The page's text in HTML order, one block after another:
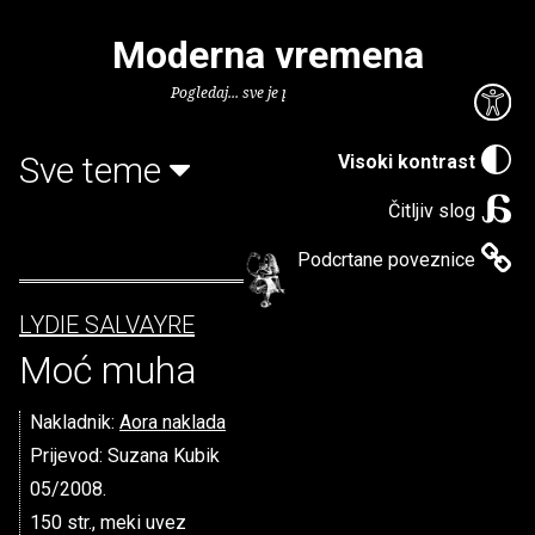
Visoki kontrast
Čitljiv slog
Podcrtane poveznice
Moderna vremena
Pogledaj... sve je puno knjiga.
Sve teme
LYDIE SALVAYRE
Moć muha
Nakladnik: Aora naklada
Prijevod: Suzana Kubik
05/2008.
150 str., meki uvez